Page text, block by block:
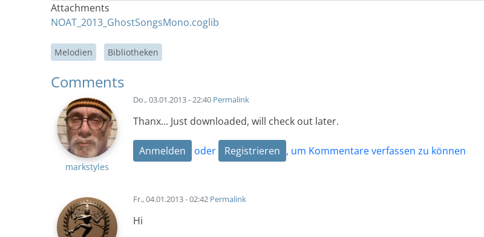
Attachments
NOAT_2013_GhostSongsMono.coglib
Melodien Bibliotheken
Comments
markstyles
Do., 03.01.2013 - 22:40 Permalink
Thanx... Just downloaded, will check out later.
Anmelden oder Registrieren , um Kommentare verfassen zu können
Fr., 04.01.2013 - 02:42 Permalink
Hi